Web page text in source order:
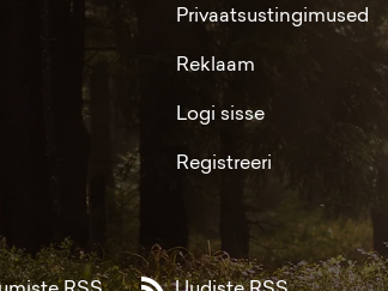
Privaatsustingimused
Reklaam
Logi sisse
Registreeri